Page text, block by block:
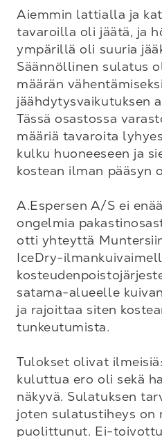
Aiemmin lattialla ja
tavaroilla oli jäätä, ja
ympärillä oli suuria
Säännöllinen sulatus
määrän
jäähdytysvaikutuksen
Tässä osastossa
määriä tavaroita
kulku huoneeseen ja
kostean ilman pääsyn
A.Espersen A/S ei
ongelmia
otti yhteyttä
IceDry-
satama-alueelle
ja rajoittaa siten
tunkeutumista.
Tulokset olivat
kuluttua ero oli sekä
näkyvä. Sulatuksen
joten sulatustiheys on
puolittunut. Ei-